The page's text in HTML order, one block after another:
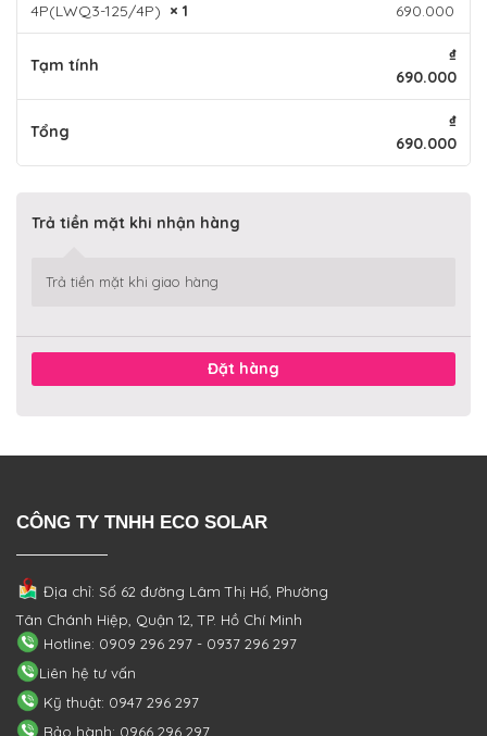
4P(LWQ3-125/4P) × 1
690.000
Tạm tính
₫
690.000
Tổng
₫
690.000
Trả tiền mặt khi nhận hàng
Trả tiền mặt khi giao hàng
Đặt hàng
CÔNG TY TNHH ECO SOLAR
Địa chỉ: Số 62 đường Lâm Thị Hố, Phường
Tân Chánh Hiệp, Quận 12, TP. Hồ Chí Minh
Hotline: 0909 296 297 - 0937 296 297
Liên hệ tư vấn
Kỹ thuật: 0947 296 297
Bảo hành: 0966 296 297